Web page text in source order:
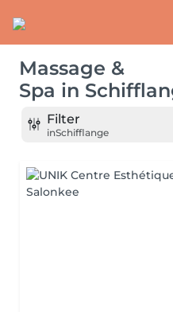
Massage &
Spa in
Filter
inSchifflange